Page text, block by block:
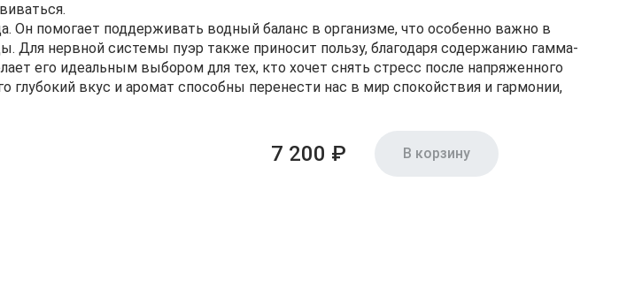
Он помогает поддерживать водный баланс в организме, что особенно важно в
нервной системы пуэр также приносит пользу, благодаря содержанию гамма-
его идеальным выбором для тех, кто хочет снять стресс после напряженного
глубокий вкус и аромат способны перенести нас в мир спокойствия и гармонии,
7 200 ₽ В корзину